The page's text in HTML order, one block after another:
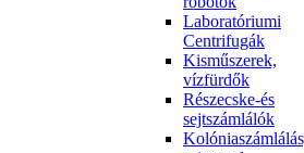
Laboratóriumi
Centrifugák
Kisműszerek,
vízfürdők
Részecske-és
sejtszámlálók